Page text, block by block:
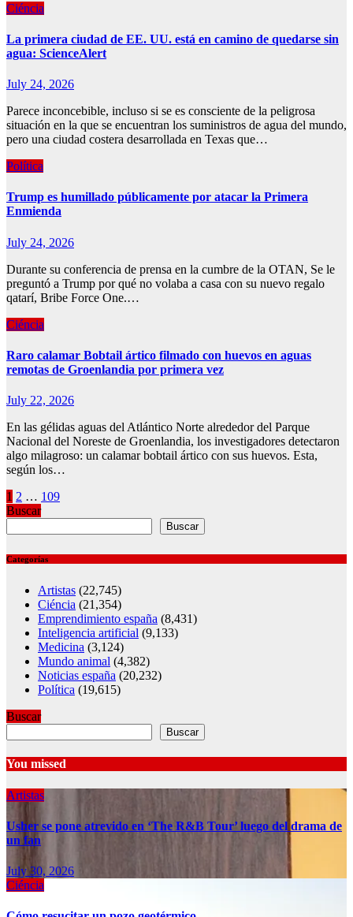
Ciéncia
La primera ciudad de EE. UU. está en camino de quedarse sin
agua: ScienceAlert
July 24, 2026
Parece inconcebible, incluso si se es consciente de la peligrosa
situación en la que se encuentran los suministros de agua del mundo,
pero una ciudad costera desarrollada en Texas que…
Política
Trump es humillado públicamente por atacar la Primera
Enmienda
July 24, 2026
Durante su conferencia de prensa en la cumbre de la OTAN, Se le
preguntó a Trump por qué no volaba a casa con su nuevo regalo
qatarí, Bribe Force One.…
Ciéncia
Raro calamar Bobtail ártico filmado con huevos en aguas
remotas de Groenlandia por primera vez
July 22, 2026
En las gélidas aguas del Atlántico Norte alrededor del Parque
Nacional del Noreste de Groenlandia, los investigadores detectaron
algo milagroso: un calamar bobtail ártico con sus huevos. Esta,
según los…
Posts
pagination
1 2 … 109
Buscar
Buscar
Categorías
Artistas (22,745)
Ciéncia (21,354)
Emprendimiento españa (8,431)
Inteligencia artificial (9,133)
Medicina (3,124)
Mundo animal (4,382)
Noticias españa (20,232)
Política (19,615)
Buscar
Buscar
You missed
Artistas
Usher se pone atrevido en ‘The R&B Tour’ luego del drama de
un fan
July 30, 2026
Ciéncia